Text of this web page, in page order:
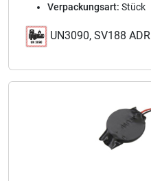
Verpackungsart: Stück
UN3090, SV188 ADR